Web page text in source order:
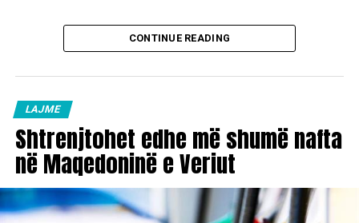
CONTINUE READING
LAJME
Shtrenjtohet edhe më shumë nafta
në Maqedoninë e Veriut